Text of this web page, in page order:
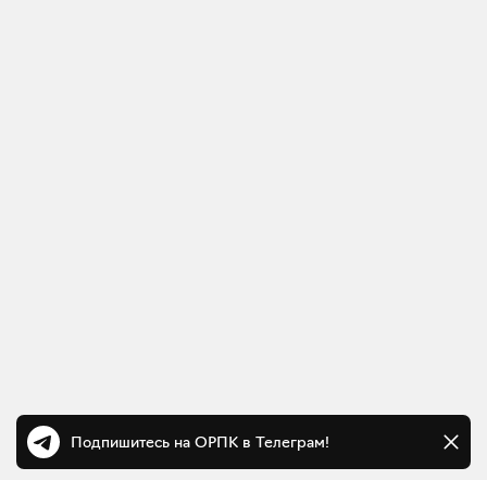
Подпишитесь на ОРПК в Телеграм!